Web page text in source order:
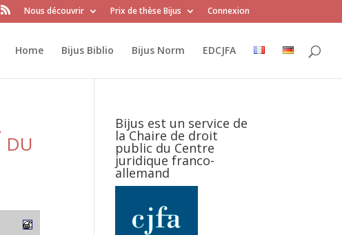
Nous découvrir Prix de thèse Bijus Connexion
Home Bijus Biblio Bijus Norm EDCJFA
DU
Bijus est un service de
la Chaire de droit
public du Centre
juridique franco-
allemand